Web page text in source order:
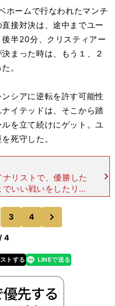
ホームで行なわれたマンチ
接対決は、途中までユー
半20分、クリスティアー
まった時は、もう１、２
。
シアに逆転を許す可能性
イテッドは、そこから踏
を立て続けにゲット。ユ
死守した。
リストで、優勝した
いい戦いをしたリバ
ードに決勝トーナメ
る。この組は当初、
る
のページへ3 4
4
トする
line LINEで送る